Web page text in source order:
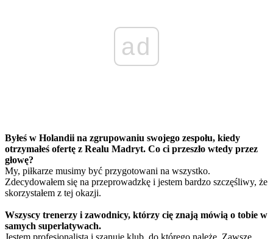
ad
Byłeś w Holandii na zgrupowaniu swojego zespołu, kiedy
otrzymałeś ofertę z Realu Madryt. Co ci przeszło wtedy przez
głowę?
My, piłkarze musimy być przygotowani na wszystko.
Zdecydowałem się na przeprowadzkę i jestem bardzo szczęśliwy, że
skorzystałem z tej okazji.
Wszyscy trenerzy i zawodnicy, którzy cię znają mówią o tobie w
samych superlatywach.
Jestem profesjonalistą i szanuję klub, do którego należę. Zawsze